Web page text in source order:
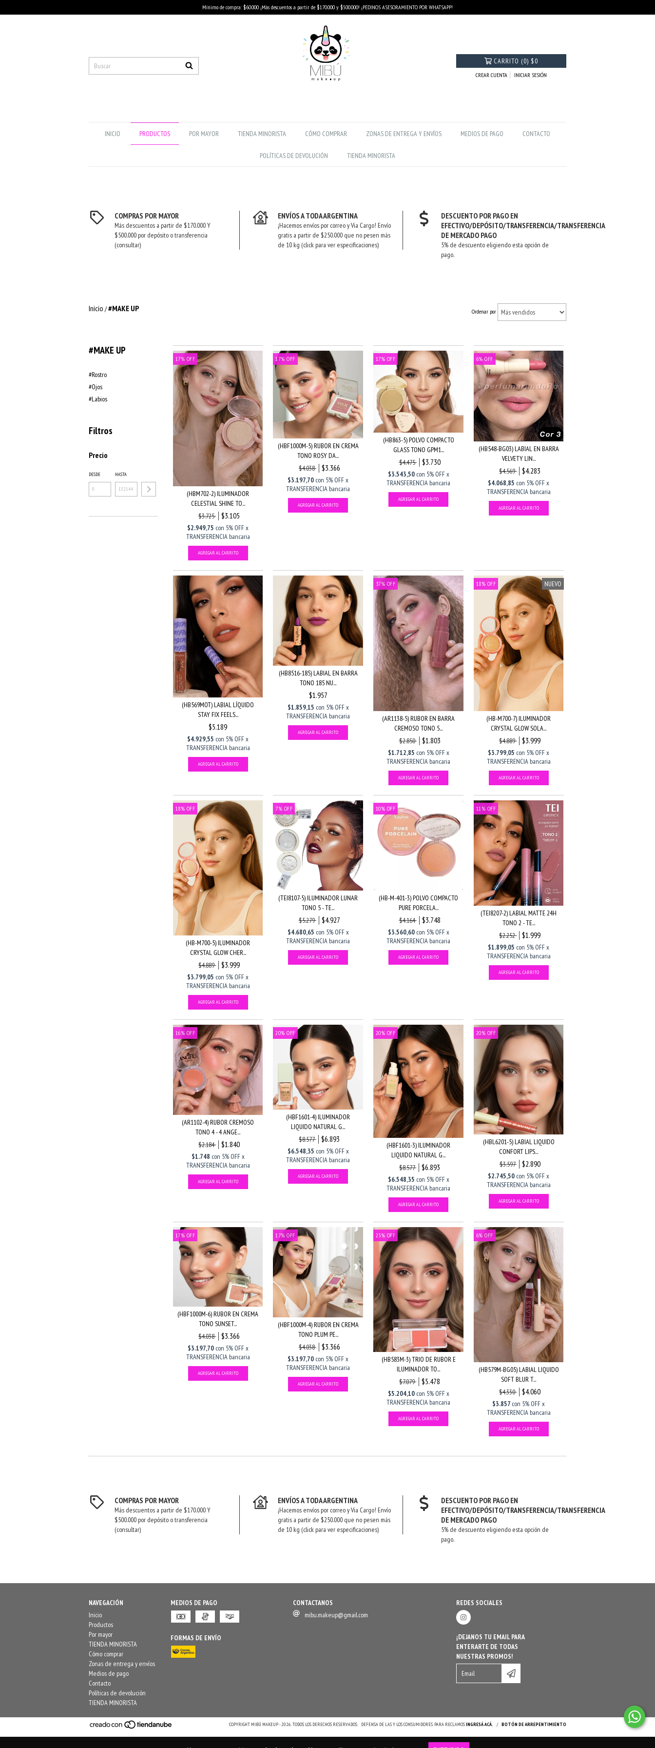
Mínimo de compra: $60.000 ¡Más descuentos a partir de $170.000 y $500.000! ¡PEDINOS ASESORAMIENTO POR WHATSAPP!
CARRITO (0) $0
CREAR CUENTA INICIAR SESIÓN
INICIO PRODUCTOS POR MAYOR TIENDA MINORISTA CÓMO COMPRAR ZONAS DE ENTREGA Y ENVÍOS MEDIOS DE PAGO CONTACTO
POLÍTICAS DE DEVOLUCIÓN TIENDA MINORISTA
COMPRAS POR MAYOR
Más descuentos a partir de $170.000 Y
$500.000 por depósito o transferencia
(consultar)
ENVÍOS A TODA ARGENTINA
¡Hacemos envíos por correo y Via Cargo! Envío
gratis a partir de $250.000 que no pesen más
de 10 kg (click para ver especificaciones)
DESCUENTO POR PAGO EN
EFECTIVO/DEPÓSITO/TRANSFERENCIA/TRANSFERENCIA
DE MERCADO PAGO
5% de descuento eligiendo esta opción de
pago.
Inicio /#MAKE UP Ordenar por
#MAKE UP
#Rostro
#Ojos
#Labios
Filtros
Precio
DESDE HASTA
17% OFF
(HBM702-2) ILUMINADOR
CELESTIAL SHINE TO...
$3.725
$3.105
$2.949,75 con 5% OFF x
TRANSFERENCIA bancaria
17%OFF
(HBF1000M-5) RUBOR EN CREMA
TONO ROSY DA...
$4.038
$3.366
$3.197,70 con 5% OFF x
TRANSFERENCIA bancaria
17% OFF
(HB863-5) POLVO COMPACTO
GLASS TONO GPM1...
$4.475
$3.730
$3.543,50 con 5% OFF x
TRANSFERENCIA bancaria
6%OFF
(HB548-BG03) LABIAL EN BARRA
VELVETY LIN...
$4.569
$4.283
$4.068,85 con 5% OFF x
TRANSFERENCIA bancaria
(HB569MOT) LABIAL LÍQUIDO
STAY FIX FEELS...
$5.189
$4.929,55 con 5% OFF x
TRANSFERENCIA bancaria
(HB8516-185) LABIAL EN BARRA
TONO 185 NU...
$1.957
$1.859,15 con 5% OFF x
TRANSFERENCIA bancaria
37% OFF
(AR1138-5) RUBOR EN BARRA
CREMOSO TONO 5...
$2.850
$1.803
$1.712,85 con 5% OFF x
TRANSFERENCIA bancaria
18% OFF NUEVO
(HB-M700-7) ILUMINADOR
CRYSTAL GLOW SOLA...
$4.889
$3.999
$3.799,05 con 5% OFF x
TRANSFERENCIA bancaria
18% OFF
(HB-M700-5) ILUMINADOR
CRYSTAL GLOW CHER...
$4.889
$3.999
$3.799,05 con 5% OFF x
TRANSFERENCIA bancaria
7% OFF
(TEI8107-5) ILUMINADOR LUNAR
TONO 5 - TE...
$5.279
$4.927
$4.680,65 con 5% OFF x
TRANSFERENCIA bancaria
10% OFF
(HB-M-401-3) POLVO COMPACTO
PURE PORCELA...
$4.164
$3.748
$3.560,60 con 5% OFF x
TRANSFERENCIA bancaria
11 % OFF
(TEI8207-2) LABIAL MATTE 24H
TONO 2 - TE...
$2.252
$1.999
$1.899,05 con 5% OFF x
TRANSFERENCIA bancaria
16% OFF
(AR1102-4) RUBOR CREMOSO
TONO 4 - 4 ANGE...
$2.184
$1.840
$1.748 con 5% OFF x
TRANSFERENCIA bancaria
20%OFF
(HBF1601-4) ILUMINADOR
LIQUIDO NATURAL G...
$8.577
$6.893
$6.548,35 con 5% OFF x
TRANSFERENCIA bancaria
20% OFF
(HBF1601-3) ILUMINADOR
LIQUIDO NATURAL G...
$8.577
$6.893
$6.548,35 con 5% OFF x
TRANSFERENCIA bancaria
20% OFF
(HBL6201-5) LABIAL LIQUIDO
CONFORT LIPS...
$3.597
$2.890
$2.745,50 con 5% OFF x
TRANSFERENCIA bancaria
17% OFF
(HBF1000M-6) RUBOR EN CREMA
TONO SUNSET...
$4.038
$3.366
$3.197,70 con 5% OFF x
TRANSFERENCIA bancaria
17%OFF
(HBF1000M-4) RUBOR EN CREMA
TONO PLUM PE...
$4.038
$3.366
$3.197,70 con 5% OFF x
TRANSFERENCIA bancaria
23% OFF
(HB583M-3) TRIO DE RUBOR E
ILUMINADOR TO...
$7.079
$5.478
$5.204,10 con 5% OFF x
TRANSFERENCIA bancaria
6%OFF
(HB579M-BG05) LABIAL LIQUIDO
SOFT BLUR T...
$4.330
$4.060
$3.857 con 5% OFF x
TRANSFERENCIA bancaria
COMPRAS POR MAYOR
Más descuentos a partir de $170.000 Y
$500.000 por depósito o transferencia
(consultar)
ENVÍOS A TODA ARGENTINA
¡Hacemos envíos por correo y Via Cargo! Envío
gratis a partir de $250.000 que no pesen más
de 10 kg (click para ver especificaciones)
DESCUENTO POR PAGO EN
EFECTIVO/DEPÓSITO/TRANSFERENCIA/TRANSFERENCIA
DE MERCADO PAGO
5% de descuento eligiendo esta opción de
pago.
NAVEGACIÓN
Inicio
Productos
Por mayor
TIENDA MINORISTA
Cómo comprar
Zonas de entrega y envíos
Medios de pago
Contacto
Políticas de devolución
TIENDA MINORISTA
MEDIOS DE PAGO
FORMAS DE ENVÍO
CONTACTANOS
mibu.makeup@gmail.com
REDES SOCIALES
¡DEJANOS TU EMAIL PARA
ENTERARTE DE TODAS
NUESTRAS PROMOS!
COPYRIGHT MIBÚ MAKEUP - 2026. TODOS LOS DERECHOS RESERVADOS. DEFENSA DE LAS Y LOS CONSUMIDORES. PARA RECLAMOSINGRESÁ ACÁ. / BOTÓN DE ARREPENTIMIENTO